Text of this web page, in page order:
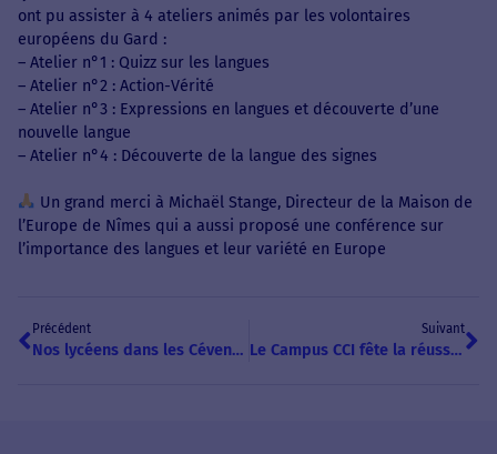
ont pu assister à 4 ateliers animés par les volontaires
européens du Gard :
– Atelier n°1 : Quizz sur les langues
– Atelier n°2 : Action-Vérité
– Atelier n°3 : Expressions en langues et découverte d’une
nouvelle langue
– Atelier n°4 : Découverte de la langue des signes
Un grand merci à Michaël Stange, Directeur de la Maison de
l’Europe de Nîmes qui a aussi proposé une conférence sur
l’importance des langues et leur variété en Europe
Précédent
Nos lycéens dans les Cévennes !
Suivant
Le Campus CCI fête la réussite !